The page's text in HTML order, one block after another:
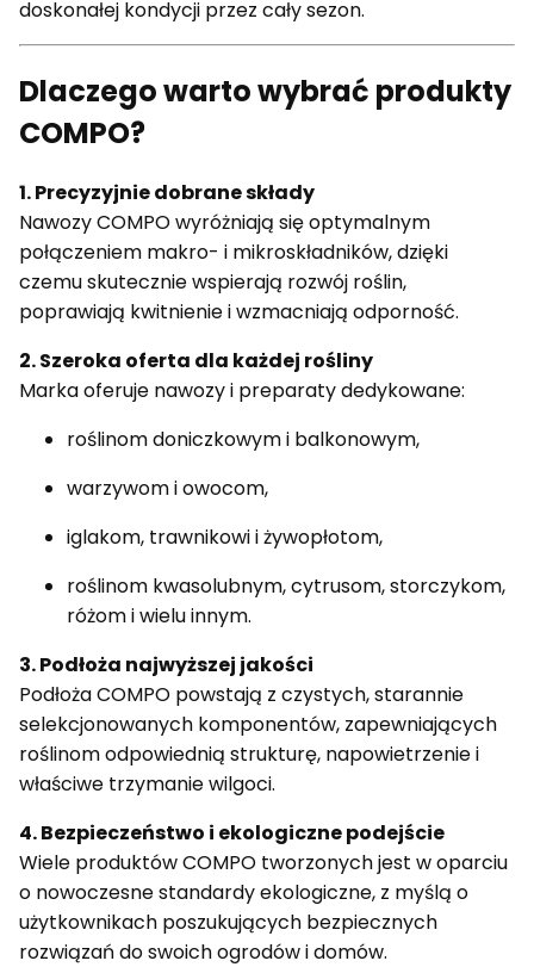
doskonałej kondycji przez cały sezon.
Dlaczego warto wybrać produkty
COMPO?
1. Precyzyjnie dobrane składy
Nawozy COMPO wyróżniają się optymalnym
połączeniem makro- i mikroskładników, dzięki
czemu skutecznie wspierają rozwój roślin,
poprawiają kwitnienie i wzmacniają odporność.
2. Szeroka oferta dla każdej rośliny
Marka oferuje nawozy i preparaty dedykowane:
roślinom doniczkowym i balkonowym,
warzywom i owocom,
iglakom, trawnikowi i żywopłotom,
roślinom kwasolubnym, cytrusom, storczykom,
różom i wielu innym.
3. Podłoża najwyższej jakości
Podłoża COMPO powstają z czystych, starannie
selekcjonowanych komponentów, zapewniających
roślinom odpowiednią strukturę, napowietrzenie i
właściwe trzymanie wilgoci.
4. Bezpieczeństwo i ekologiczne podejście
Wiele produktów COMPO tworzonych jest w oparciu
o nowoczesne standardy ekologiczne, z myślą o
użytkownikach poszukujących bezpiecznych
rozwiązań do swoich ogrodów i domów.